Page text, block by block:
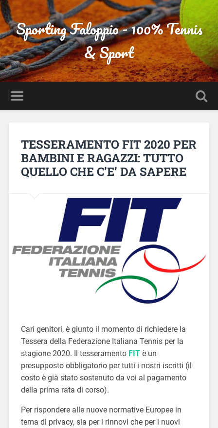
Sporting Faloppio - 100% Tennis
& Sport
TESSERAMENTO FIT 2020 PER
BAMBINI E RAGAZZI: TUTTO
QUELLO CHE C’E’ DA SAPERE
Cari genitori, è giunto il momento di richiedere la
Tessera della Federazione Italiana Tennis per la
stagione 2020. Il tesseramento FIT è un
presupposto obbligatorio per tutti i nostri iscritti (il
costo è già stato sostenuto da voi al pagamento
della prima rata di corso).
Per rispondere alle nuove normative Europee in
tema di privacy, sia per i rinnovi che per i nuovi